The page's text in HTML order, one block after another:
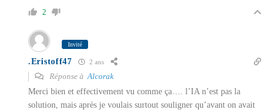
2
Invité
.Eristoff47 2 ans
Réponse à Alcorak
Merci bien et effectivement vu comme ça…. l’IA n’est pas la
solution, mais après je voulais surtout souligner qu’avant on avait